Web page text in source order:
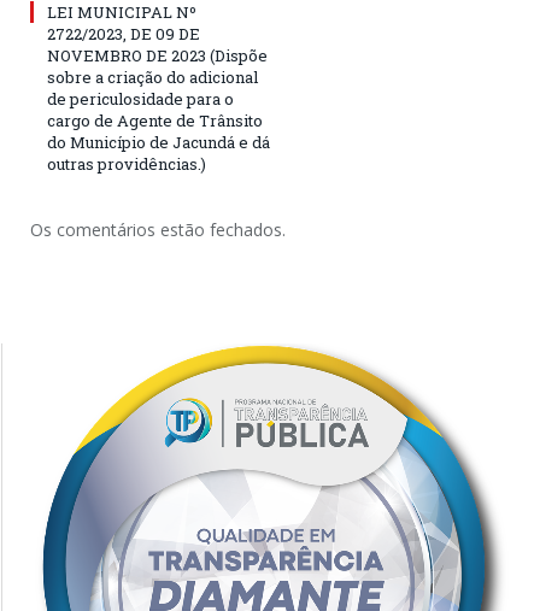
LEI MUNICIPAL Nº
2722/2023, DE 09 DE
NOVEMBRO DE 2023 (Dispõe
sobre a criação do adicional
de periculosidade para o
cargo de Agente de Trânsito
do Município de Jacundá e dá
outras providências.)
Os comentários estão fechados.